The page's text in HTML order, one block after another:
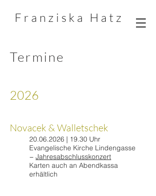
F r a n z i s k a H a t z
Termine
​​​​​​​​​​​​​​​​2026
Novacek & Walletschek
20.06.2026 | 19.30 Uhr
Evangelische Kirche Lindengasse
− Jahresabschlusskonzert
​Karten auch an Abendkassa
erhältlich